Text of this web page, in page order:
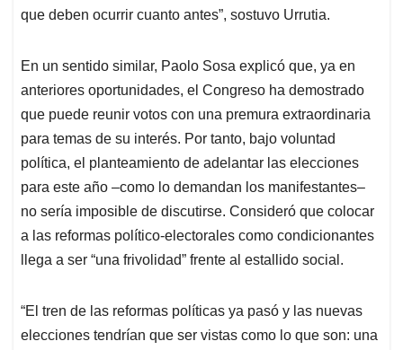
que deben ocurrir cuanto antes”, sostuvo Urrutia.
En un sentido similar, Paolo Sosa explicó que, ya en
anteriores oportunidades, el Congreso ha demostrado
que puede reunir votos con una premura extraordinaria
para temas de su interés. Por tanto, bajo voluntad
política, el planteamiento de adelantar las elecciones
para este año –como lo demandan los manifestantes–
no sería imposible de discutirse. Consideró que colocar
a las reformas político-electorales como condicionantes
llega a ser “una frivolidad” frente al estallido social.
“El tren de las reformas políticas ya pasó y las nuevas
elecciones tendrían que ser vistas como lo que son: una